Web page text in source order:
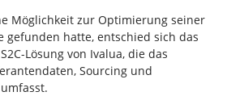
Möglichkeit zur Optimierung seiner
gefunden hatte, entschied sich das
Lösung von Ivalua, die das
Sourcing und